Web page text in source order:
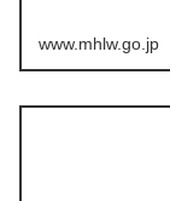
www.mhlw.go.jp